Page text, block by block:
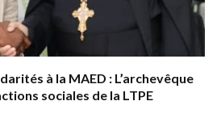
à la MAED : L’archevêque
sociales de la LTPE